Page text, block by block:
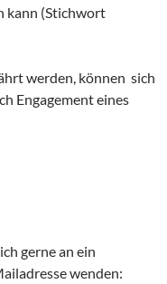
kann (Stichwort
werden, können sich
Engagement eines
gerne an ein
wenden: